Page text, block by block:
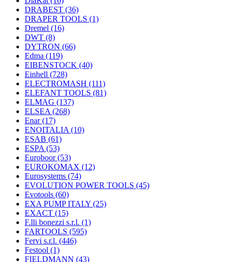
DRABEST (36)
DRAPER TOOLS (1)
Dremel (16)
DWT (8)
DYTRON (66)
Edma (119)
EIBENSTOCK (40)
Einhell (728)
ELECTROMASH (111)
ELEFANT TOOLS (81)
ELMAG (137)
ELSEA (268)
Enar(17)
ENOITALIA (10)
ESAB (61)
ESPA (53)
Euroboor(53)
EUROKOMAX (12)
Eurosystems (74)
EVOLUTION POWER TOOLS (45)
Evotools (60)
EXA PUMP ITALY (25)
EXACT (15)
F.lli bonezzi s.r.l. (1)
FARTOOLS (595)
Fervi s.r.l. (446)
Festool (1)
FIELDMANN (43)